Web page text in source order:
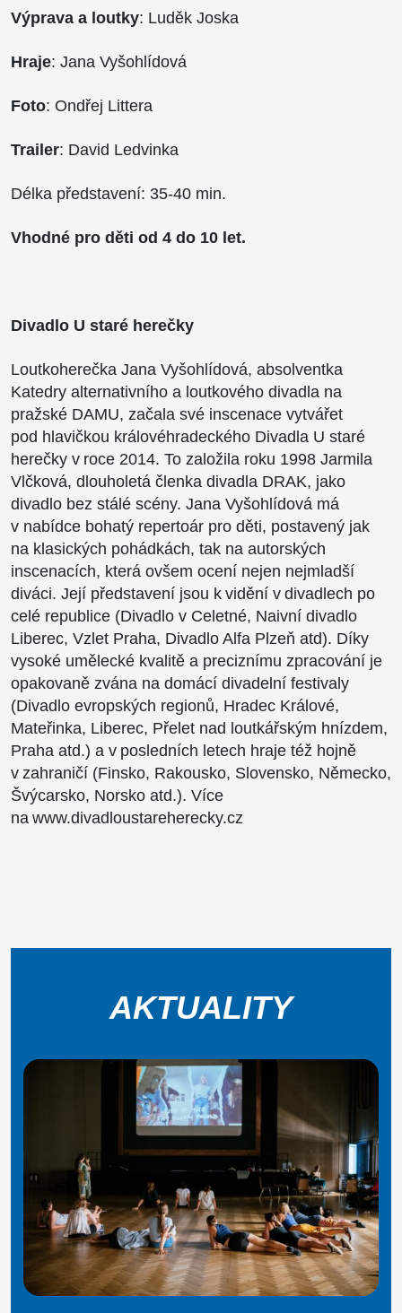
Výprava a loutky: Luděk Joska
Hraje: Jana Vyšohlídová
Foto: Ondřej Littera
Trailer: David Ledvinka
Délka představení: 35-40 min.
Vhodné pro děti od 4 do 10 let.
Divadlo U staré herečky
Loutkoherečka Jana Vyšohlídová, absolventka
Katedry alternativního a loutkového divadla na
pražské DAMU, začala své inscenace vytvářet
pod hlavičkou královéhradeckého Divadla U staré
herečky v roce 2014. To založila roku 1998 Jarmila
Vlčková, dlouholetá členka divadla DRAK, jako
divadlo bez stálé scény. Jana Vyšohlídová má
v nabídce bohatý repertoár pro děti, postavený jak
na klasických pohádkách, tak na autorských
inscenacích, která ovšem ocení nejen nejmladší
diváci. Její představení jsou k vidění v divadlech po
celé republice (Divadlo v Celetné, Naivní divadlo
Liberec, Vzlet Praha, Divadlo Alfa Plzeň atd). Díky
vysoké umělecké kvalitě a preciznímu zpracování je
opakovaně zvána na domácí divadelní festivaly
(Divadlo evropských regionů, Hradec Králové,
Mateřinka, Liberec, Přelet nad loutkářským hnízdem,
Praha atd.) a v posledních letech hraje též hojně
v zahraničí (Finsko, Rakousko, Slovensko, Německo,
Švýcarsko, Norsko atd.). Více
na www.divadloustareherecky.cz
AKTUALITY